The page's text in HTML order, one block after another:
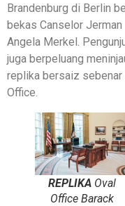
Brandenburg di Berlin
bekas Canselor Jerman
Angela Merkel.
juga berpeluang
replika bersaiz sebenar
Office.
REPLIKA Oval
OfficeBarack